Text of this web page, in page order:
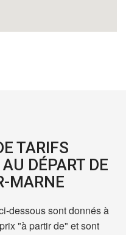
TARIFS
DÉPART DE
MARNE
dessous sont donnés à
"à partir de" et sont